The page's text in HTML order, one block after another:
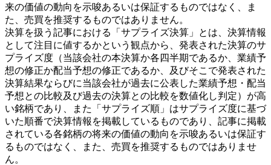
来の価値の動向を示唆あるいは保証するものではなく、ま
た、売買を推奨するものではありません。
決算を扱う記事における「サプライズ決算」とは、決算情報
として注目に値するかという観点から、発表された決算のサ
プライズ度（当該会社の本決算か各四半期であるか、業績予
想の修正か配当予想の修正であるか、及びそこで発表された
決算結果ならびに当該会社が過去に公表した業績予想・配当
予想との比較及び過去の決算との比較を数値化し判定）が高
い銘柄であり、また「サプライズ順」はサプライズ度に基づ
いた順番で決算情報を掲載しているものであり、記事に掲載
されている各銘柄の将来の価値の動向を示唆あるいは保証す
るものではなく、また、売買を推奨するものではありませ
ん。